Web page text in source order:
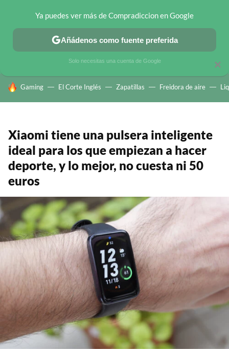
CHOLLOS TELEGRAM OFERTAS EN MÓVILES OFERTAS EN
HOY SE HABLA DE
Gaming El Corte Inglés Zapatillas Freidora de aire
Xiaomi tiene una pulsera inteligente
ideal para los que empiezan a hacer
deporte, y lo mejor, no cuesta ni 50
euros
×
Ya puedes ver más de Compradiccion en Google
Añádenos como fuente preferida
Solo necesitas una cuenta de Google